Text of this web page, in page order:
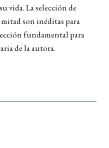
vida. La selección de
mitad son inéditas para
fundamental para
de la autora.